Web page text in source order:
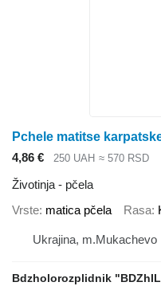
Pchele matitse
4,86 €
250 UAH ≈ 570 RSD
Životinja - pčela
Vrste matica pčela Rasa
Ukrajina, m.Mukachevo
Bdzholorozplidnik